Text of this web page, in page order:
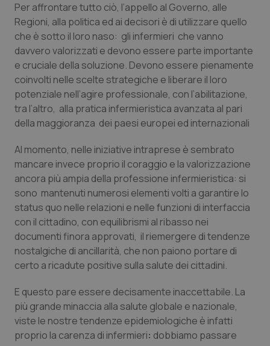
Tumori gastrointestinali
Ulcera & Reflusso
Vaccini
Per affrontare tutto ciò, l’appello al Governo, alle
Regioni, alla politica ed ai decisori è di utilizzare quello
che è sotto il loro naso: gli infermieri che vanno
davvero valorizzati e devono essere parte importante
e cruciale della soluzione. Devono essere pienamente
coinvolti nelle scelte strategiche e liberare il loro
potenziale nell’agire professionale, con l’abilitazione,
tra l’altro, alla pratica infermieristica avanzata al pari
della maggioranza dei paesi europei ed internazionali
Al momento, nelle iniziative intraprese è sembrato
mancare invece proprio il coraggio e la valorizzazione
ancora più ampia della professione infermieristica: si
sono mantenuti numerosi elementi volti a garantire lo
status quo nelle relazioni e nelle funzioni di interfaccia
con il cittadino, con equilibrismi al ribasso nei
documenti finora approvati, il riemergere di tendenze
nostalgiche di ancillarità, che non paiono portare di
certo a ricadute positive sulla salute dei cittadini.
E questo pare essere decisamente inaccettabile. La
più grande minaccia alla salute globale e nazionale,
viste le nostre tendenze epidemiologiche è infatti
proprio la carenza di infermieri: dobbiamo passare